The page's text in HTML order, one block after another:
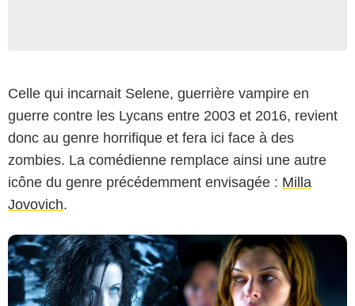
Celle qui incarnait Selene, guerrière vampire en
guerre contre les Lycans entre 2003 et 2016, revient
donc au genre horrifique et fera ici face à des
zombies. La comédienne remplace ainsi une autre
icône du genre précédemment envisagée : Milla
Jovovich.